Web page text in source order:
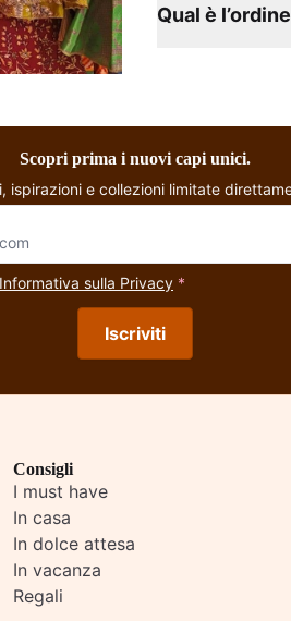
Qual è
Scopri prima i nuovi capi unici.
ispirazioni e collezioni limitate
Informativa sulla Privacy *
Iscriviti
Consigli
I must have
In casa
In dolce attesa
In vacanza
Regali